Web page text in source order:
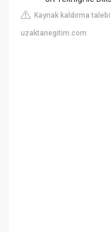
Kaynak kaldırma talebi
uzaktanegitim.com